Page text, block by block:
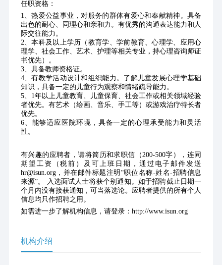
任职资格：
1、热爱公益事业，对服务的群体有爱心和奉献精神。具备
出色的耐心、同理心和亲和力。有优秀的沟通表达能力和人
际交往能力。
2、本科及以上学历（教育学、学前教育、心理学、应用心
理学、社会工作、艺术、护理等相关专业，持心理咨询师证
书优先）。
3、具备教师资格证。
4、有教学活动设计和组织能力。了解儿童发展心理学基础
知识，具备一定的儿童行为观察和情绪疏导能力。
5、1年以上儿童教育、儿童保育、社会工作或相关领域经验
者优先。有艺术（绘画、音乐、手工等）或游戏治疗特长者
优先。
6、能够适应医院环境，具备一定的心理承受能力和灵活
性。
有兴趣的应聘者，请将简历和求职信（200-500字），连同
期望工资（税前）及可上班日期，通过电子邮件发送
hr@isun.org，并在邮件标题注明“职位名称-姓名-招聘信息
来源”。 入选面试人士将获个别通知。如于招聘截止日期一
个月内没有接获通知，可当落选论。应聘者提供的所有个人
信息均只作招聘之用。
如需进一步了解机构信息，请登录：http://www.isun.org
机构介绍